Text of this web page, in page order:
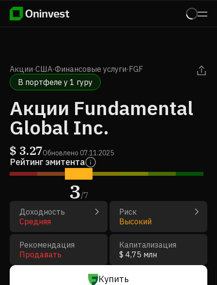
Акции·США·Финансовые услуги·FGF
В портфеле у 1 гуру
Акции Fundamental
Global Inc.
$ 3.27Обновлено 07.11.2025
Рейтинг эмитента
3/7
Доходность
Средняя
Риск
Высокий
Рекомендация
Продавать
Капитализация
$ 4,75 млн
Купить